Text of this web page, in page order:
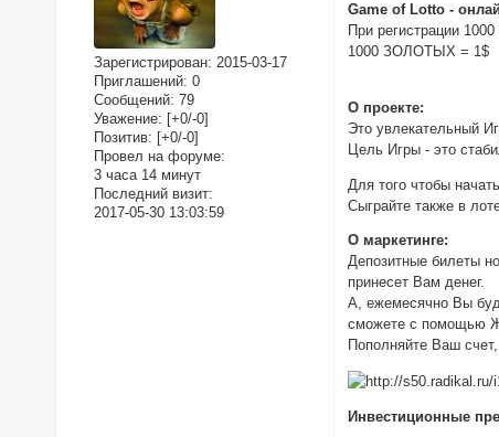
Зарегистрирован: 2015-03-17
Приглашений: 0
Сообщений: 79
Уважение: [+0/-0]
Позитив: [+0/-0]
Провел на форуме:
3 часа 14 минут
Последний визит:
2017-05-30 13:03:59
Game of Lotto -
При регистрации
1000 ЗОЛОТЫХ = 1$
О проекте:
Это увлекательный
Цель Игры - это
Для того чтобы
Сыграйте также в
О маркетинге:
Депозитные билеты
принесет Вам денег.
А, ежемесячно Вы
сможете с помощью
Пополняйте Ваш
Инвестиционные